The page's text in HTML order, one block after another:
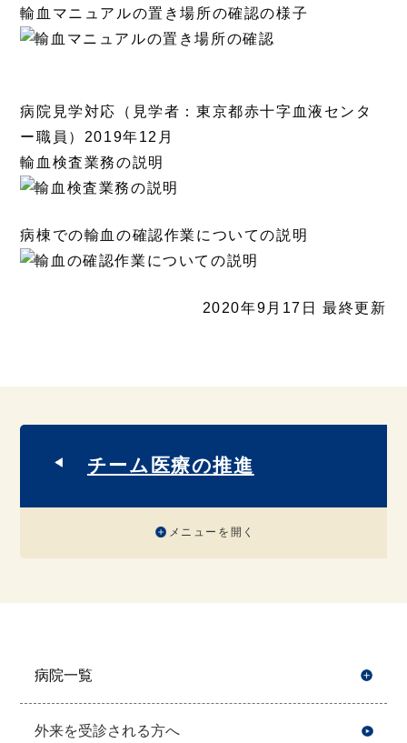
輸血マニュアルの置き場所の確認の様子
病院見学対応（見学者：東京都赤十字血液センタ
ー職員）2019年12月
輸血検査業務の説明
病棟での輸血の確認作業についての説明
2020年9月17日 最終更新
チーム医療の推進
メニューを開く
病院一覧
外来を受診される方へ